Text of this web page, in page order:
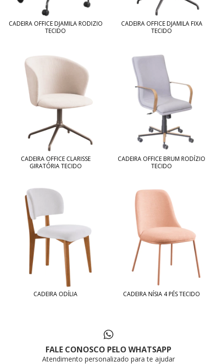
CADEIRA OFFICE DJAMILA RODIZIO
TECIDO
CADEIRA OFFICE DJAMILA FIXA
TECIDO
CADEIRA OFFICE CLARISSE
GIRATÓRIA TECIDO
CADEIRA OFFICE BRUM RODÍZIO
TECIDO
CADEIRA ODÍLIA CADEIRA NÍSIA 4 PÉS TECIDO
FALE CONOSCO PELO WHATSAPP
Atendimento personalizado para te ajudar